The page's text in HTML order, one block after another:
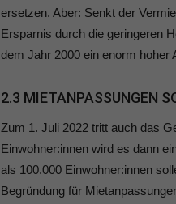
ersetzen. Aber: Senkt der
Ersparnis durch die geringeren
dem Jahr 2000 ein enorm hoher
2.3 MIETANPASSUNGEN
Zum 1. Juli 2022 tritt auch das
Einwohner:innen wird es dann
als 100.000 Einwohner:innen
Begründung für